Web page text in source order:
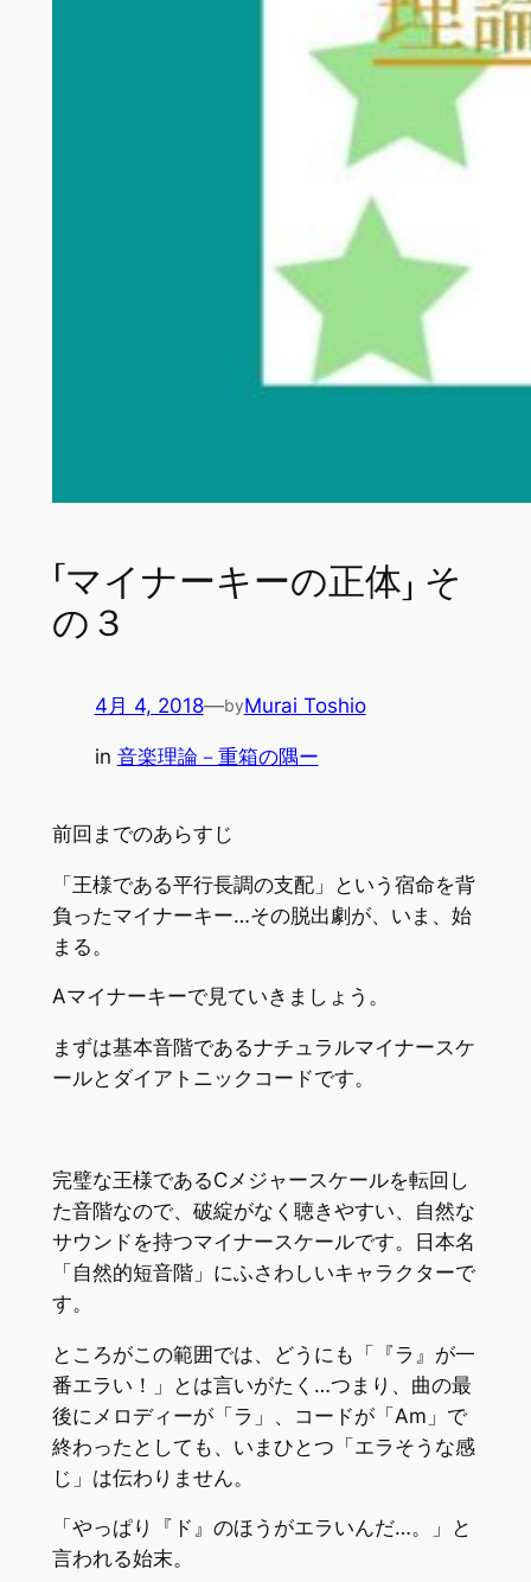
「マイナーキーの正体」 そ
の３
4月 4, 2018—byMurai Toshio
in 音楽理論－重箱の隅ー
前回までのあらすじ
「王様である平行長調の支配」という宿命を背
負ったマイナーキー…その脱出劇が、いま、始
まる。
Aマイナーキーで見ていきましょう。
まずは基本音階であるナチュラルマイナースケ
ールとダイアトニックコードです。
完璧な王様であるCメジャースケールを転回し
た音階なので、破綻がなく聴きやすい、自然な
サウンドを持つマイナースケールです。日本名
「自然的短音階」にふさわしいキャラクターで
す。
ところがこの範囲では、どうにも「『ラ』が一
番エラい！」とは言いがたく…つまり、曲の最
後にメロディーが「ラ」、コードが「Am」で
終わったとしても、いまひとつ「エラそうな感
じ」は伝わりません。
「やっぱり『ド』のほうがエラいんだ…。」と
言われる始末。